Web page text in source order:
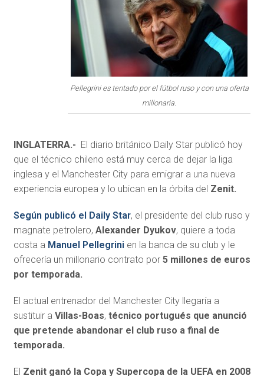
Pellegrini es tentado por el fútbol ruso y con una oferta
millonaria.
INGLATERRA.- El diario británico Daily Star publicó hoy
que el técnico chileno está muy cerca de dejar la liga
inglesa y el Manchester City para emigrar a una nueva
experiencia europea y lo ubican en la órbita del Zenit.
Según publicó el Daily Star, el presidente del club ruso y
magnate petrolero, Alexander Dyukov, quiere a toda
costa a Manuel Pellegrini en la banca de su club y le
ofrecería un millonario contrato por 5 millones de euros
por temporada.
El actual entrenador del Manchester City llegaría a
sustituir a Villas-Boas, técnico portugués que anunció
que pretende abandonar el club ruso a final de
temporada.
El Zenit ganó la Copa y Supercopa de la UEFA en 2008